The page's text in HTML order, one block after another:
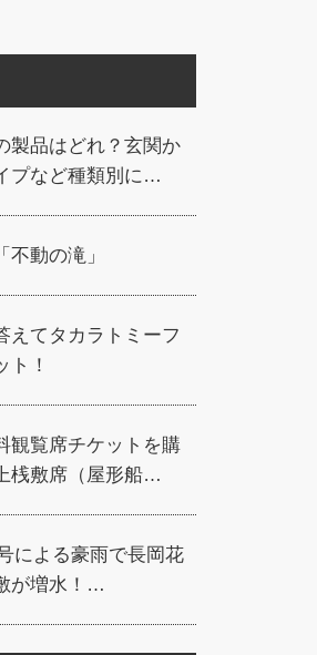
製品はどれ？玄関か
プなど種類別に…
動の滝」
えてタカラトミーフ
ト！
観覧席チケットを購
桟敷席（屋形船…
による豪雨で長岡花
が増水！…